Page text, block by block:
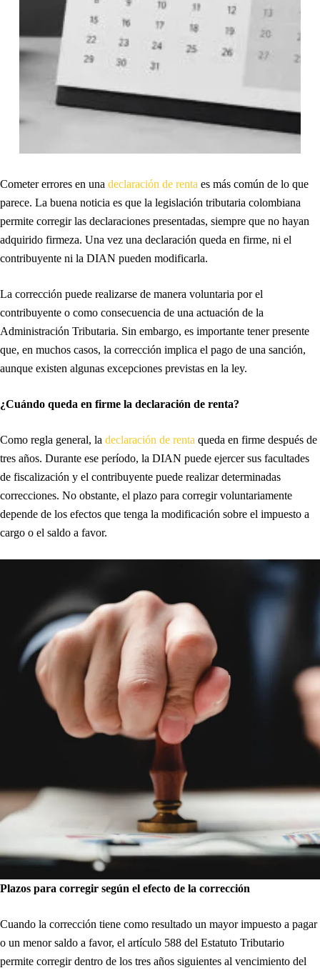
Cometer errores en una declaración de renta es más común de lo que
parece. La buena noticia es que la legislación tributaria colombiana
permite corregir las declaraciones presentadas, siempre que no hayan
adquirido firmeza. Una vez una declaración queda en firme, ni el
contribuyente ni la DIAN pueden modificarla.
La corrección puede realizarse de manera voluntaria por el
contribuyente o como consecuencia de una actuación de la
Administración Tributaria. Sin embargo, es importante tener presente
que, en muchos casos, la corrección implica el pago de una sanción,
aunque existen algunas excepciones previstas en la ley.
¿Cuándo queda en firme la declaración de renta?
Como regla general, la declaración de renta queda en firme después de
tres años. Durante ese período, la DIAN puede ejercer sus facultades
de fiscalización y el contribuyente puede realizar determinadas
correcciones. No obstante, el plazo para corregir voluntariamente
depende de los efectos que tenga la modificación sobre el impuesto a
cargo o el saldo a favor.
Plazos para corregir según el efecto de la corrección
Cuando la corrección tiene como resultado un mayor impuesto a pagar
o un menor saldo a favor, el artículo 588 del Estatuto Tributario
permite corregir dentro de los tres años siguientes al vencimiento del